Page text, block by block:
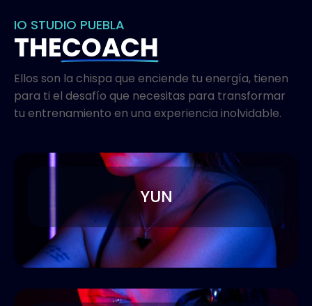
IO STUDIO PUEBLA
THECOACH
Ellos son la chispa que enciende tu energía, tienen
para ti el desafío que necesitas para transformar
tu entrenamiento en una experiencia inolvidable.
YUN